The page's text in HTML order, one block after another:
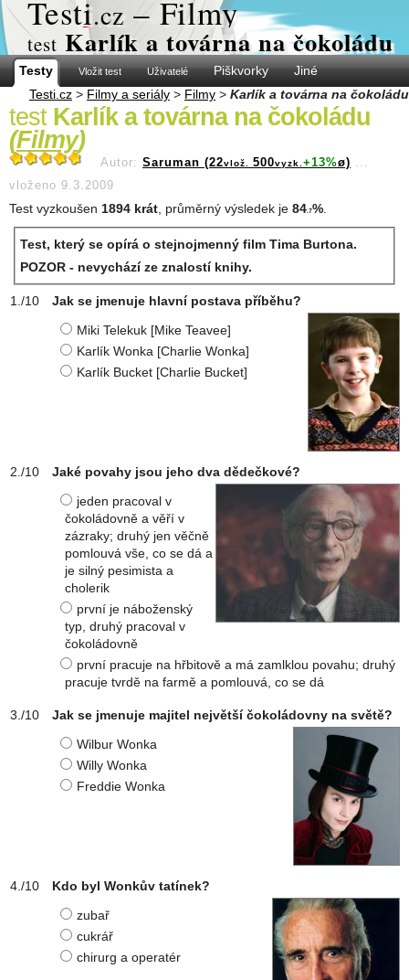
Testi.cz – Filmy
test Karlík a továrna na čokoládu
Testy Vložit test Uživatelé Piškvorky
Jiné
Testi.cz > Filmy a seriály > Filmy > Karlík a továrna na čokoládu
test Karlík a továrna na čokoládu
(Filmy)
Autor: Saruman (22vlož. 500vyzk. +13%ø) ...
vloženo 9.3.2009
Test vyzkoušen 1894 krát , průměrný výsledek je 84 .7%
Test, který se opírá o stejnojmenný film Tima Burtona.
POZOR - nevychází ze znalostí knihy.
Jak se jmenuje hlavní postava příběhu?
Miki Telekuk [Mike Teavee]
Karlík Wonka [Charlie Wonka]
Karlík Bucket [Charlie Bucket]
Jaké povahy jsou jeho dva dědečkové?
jeden pracoval v
čokoládovně a věří v
zázraky; druhý jen věčně
pomlouvá vše, co se dá a
je silný pesimista a
cholerik
první je náboženský
typ, druhý pracoval v
čokoládovně
první pracuje na hřbitově a má zamlklou povahu; druhý
pracuje tvrdě na farmě a pomlouvá, co se dá
Jak se jmenuje majitel největší čokoládovny na světě?
Wilbur Wonka
Willy Wonka
Freddie Wonka
Kdo byl Wonkův tatínek?
zubař
cukrář
chirurg a operatér